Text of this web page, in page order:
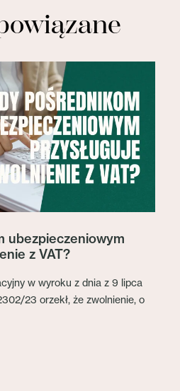
ubezpieczeniowym
z VAT?
w wyroku z dnia z 9 lipca
23 orzekł, że zwolnienie, o